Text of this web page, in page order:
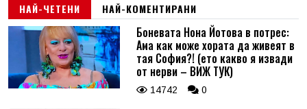
НАЙ-ЧЕТЕНИ НАЙ-КОМЕНТИРАНИ
Боневата Нона Йотова в потрес:
Ама как може хората да живеят в
тая София?! (ето какво я извади
от нерви – ВИЖ ТУК)
14742 0